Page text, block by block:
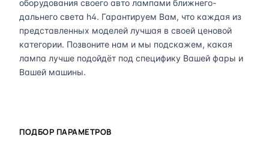
ПОДБОР ПАРАМЕТРОВ
оборудования своего авто лампами ближнего-
дальнего света h4. Гарантируем Вам, что каждая из
представленных моделей лучшая в своей ценовой
категории. Позвоните нам и мы подскажем, какая
лампа лучше подойдёт под специфику Вашей фары и
Вашей машины.